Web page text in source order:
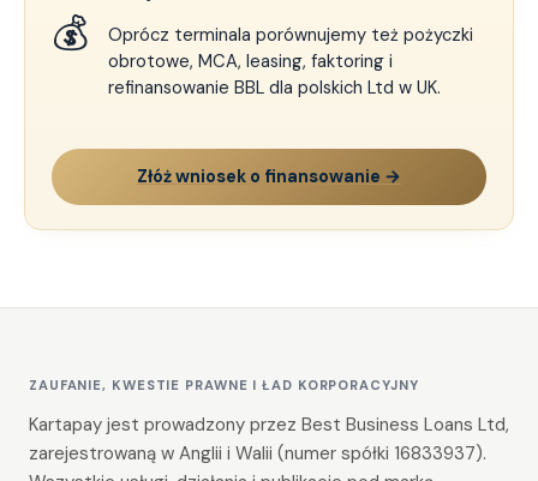
💰
Oprócz terminala porównujemy też pożyczki
obrotowe, MCA, leasing, faktoring i
refinansowanie BBL dla polskich Ltd w UK.
Złóż wniosek o finansowanie →
ZAUFANIE, KWESTIE PRAWNE I ŁAD KORPORACYJNY
Kartapay jest prowadzony przez Best Business Loans Ltd,
zarejestrowaną w Anglii i Walii (numer spółki 16833937).